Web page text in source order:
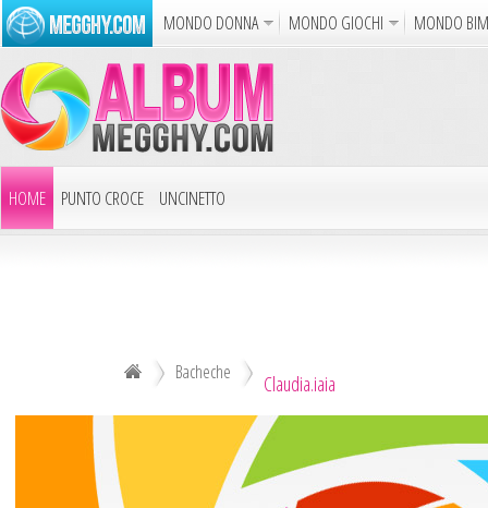
MONDO DONNA MONDO GIOCHI MONDO
Album Punto Croce Cucina
Azione Puzzle
Gif
HOME PUNTO CROCE UNCINETTO
Bacheche Claudia.iaia